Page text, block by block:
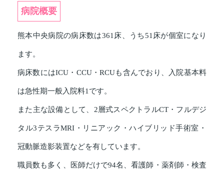
病院概要
熊本中央病院の病床数は361床、うち51床が個室になり
ます。
病床数にはICU・CCU・RCUも含んでおり、入院基本料
は急性期一般入院料1です。
また主な設備として、2層式スペクトラルCT・フルデジ
タル3テスラMRI・リニアック・ハイブリッド手術室・
冠動脈造影装置などを有しています。
職員数も多く、医師だけで94名、看護師・薬剤師・検査